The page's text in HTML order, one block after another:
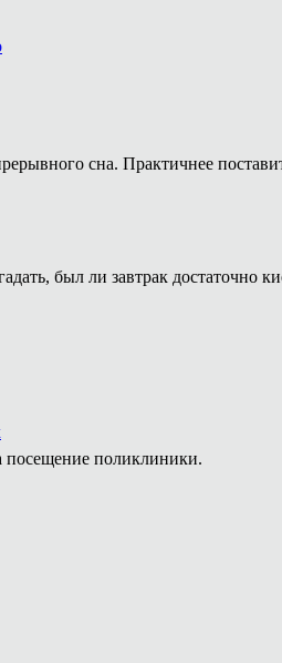
сна. Практичнее
был ли завтрак достаточно
посещение поликлиники.